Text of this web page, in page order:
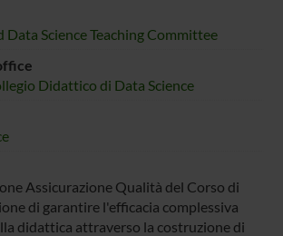
Science Teaching Committee
Didattico di Data Science
Assicurazione Qualità del Corso di
di garantire l'efficacia complessiva
didattica attraverso la costruzione di